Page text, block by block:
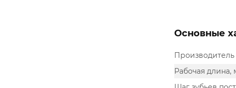
Основные
Производитель
Рабочая длина,